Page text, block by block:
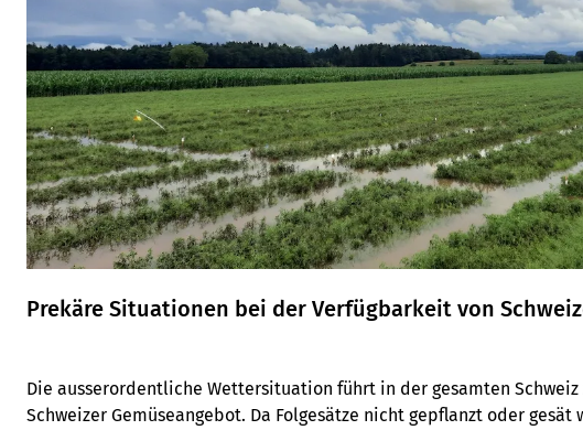
Prekäre Situationen bei der Verfügbarkeit von
Die ausserordentliche Wettersituation führt in der gesamten Schweiz
Schweizer Gemüseangebot. Da Folgesätze nicht gepflanzt oder gesät